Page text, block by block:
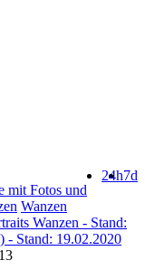
7d
24h
mit Fotos und
Wanzen
Wanzen - Stand:
- Stand: 19.02.2020